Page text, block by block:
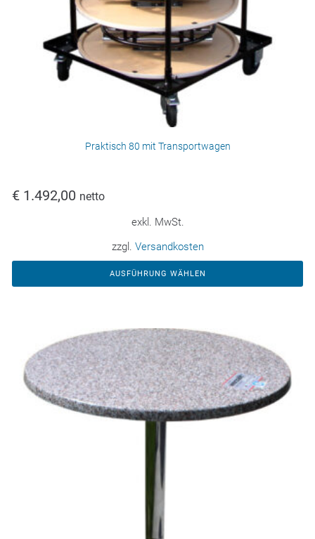
Praktisch 80 mit Transportwagen
€ 1.492,00 netto
exkl. MwSt.
zzgl. Versandkosten
AUSFÜHRUNG WÄHLEN